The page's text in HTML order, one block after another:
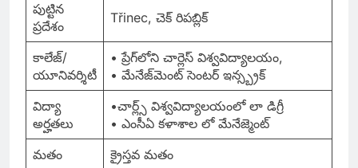
పుట్టిన
ప్రదేశం
Třinec, చెక్ రిపబ్లిక్
కాలేజ్/
యూనివర్శిటీ
• ప్రేగ్‌లోని చార్లెస్ విశ్వవిద్యాలయం,
• మేనేజ్‌మెంట్ సెంటర్ ఇన్స్బ్రక్
విద్యా
అర్హతలు
•చార్ల్స్ విశ్వవిద్యాలయంలో లా డిగ్రీ
• ఎంసీఏ కళాశాల లో మేనేజ్మెంట్
మతం
క్రైస్తవ మతం